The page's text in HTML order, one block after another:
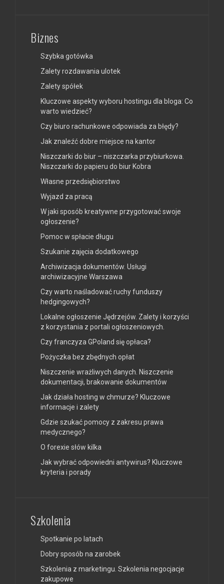
Biznes
Szybka gotówka
Zalety rozdawania ulotek
Zalety spółek
Kluczowe aspekty wyboru hostingu dla bloga: Co
warto wiedzieć?
Czy biuro rachunkowe odpowiada za błędy?
Jak znaleźć dobre miejsce na kantor
Niszczarki do biur – niszczarka przybiurkowa.
Niszczarki do papieru do biur Kobra
Własne przedsiębiorstwo
Wyjazd za pracą
W jaki sposób kreatywne przygotować swoje
ogłoszenie?
Pomoc w spłacie długu
Szukanie zajęcia dodatkowego
Archiwizacja dokumentów. Usługi
archiwizacyjne Warszawa
Czy warto naśladować ruchy funduszy
hedgingowych?
Lokalne ogłoszenie Jędrzejów. Zalety i korzyści
z korzystania z portali ogłoszeniowych.
Czy franczyza GPoland się opłaca?
Pożyczka bez zbędnych opłat
Niszczenie wrażliwych danych. Niszczenie
dokumentacji, brakowanie dokumentów
Jak działa hosting w chmurze? Kluczowe
informacje i zalety
Gdzie szukać pomocy z zakresu prawa
medycznego?
O forexie słów kilka
Jak wybrać odpowiedni antywirus? Kluczowe
kryteria i porady
Szkolenia
Spotkanie po latach
Dobry sposób na zarobek
Szkolenia z marketingu. Szkolenia negocjacje
zakupowe